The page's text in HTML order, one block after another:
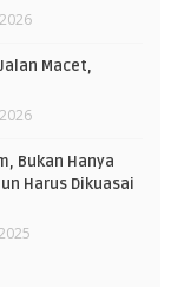
Macet,
Bukan Hanya
Harus Dikuasai